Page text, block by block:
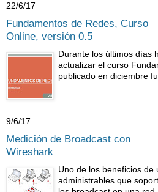
22/6/17
Fundamentos de Redes, Curso
Online, versión 0.5
Durante los últimos días
actualizar el curso
publicado en diciembre
9/6/17
Medición de Broadcast con
Wireshark
Uno de los beneficios de
administrables que